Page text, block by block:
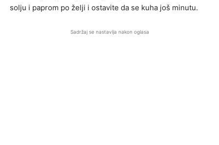
solju i paprom po želji i ostavite da se kuha još minutu.
Sadržaj se nastavlja nakon oglasa